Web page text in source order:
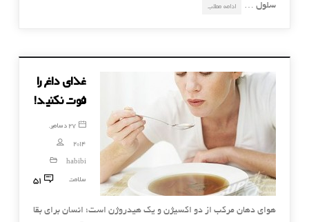
سلول …
ادامه مطلب
غذای داغ را
فوت نکنید!
27 دسامبر,
2014
habibi
سلامت
51
هوای دهان مرکب از دو اکسیژن و یک هیدروژن است؛ انسان برای بقا